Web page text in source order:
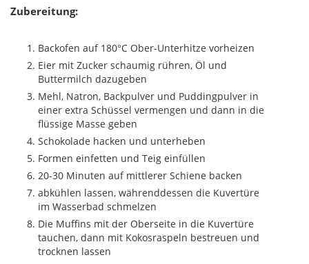
Zubereitung:
Backofen auf 180°C Ober-Unterhitze vorheizen
Eier mit Zucker schaumig rühren, Öl und
Buttermilch dazugeben
Mehl, Natron, Backpulver und Puddingpulver in
einer extra Schüssel vermengen und dann in die
flüssige Masse geben
Schokolade hacken und unterheben
Formen einfetten und Teig einfüllen
20-30 Minuten auf mittlerer Schiene backen
abkühlen lassen, währenddessen die Kuvertüre
im Wasserbad schmelzen
Die Muffins mit der Oberseite in die Kuvertüre
tauchen, dann mit Kokosraspeln bestreuen und
trocknen lassen